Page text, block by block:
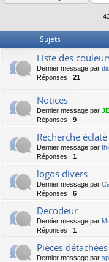
Sujets
Liste des
Dernier message par
Réponses : 21
Notices
Dernier message par
Réponses : 9
Recherche
Dernier message par
Réponses : 1
logos divers
Dernier message par
Réponses : 6
Decodeur
Dernier message par
Réponses : 1
Pièces
Dernier message par